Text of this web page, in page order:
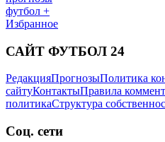
футбол +
Избранное
САЙТ ФУТБОЛ 24
РедакцияПрогнозыПолитика
сайтуКонтактыПравила
политикаСтруктура
Соц. сети